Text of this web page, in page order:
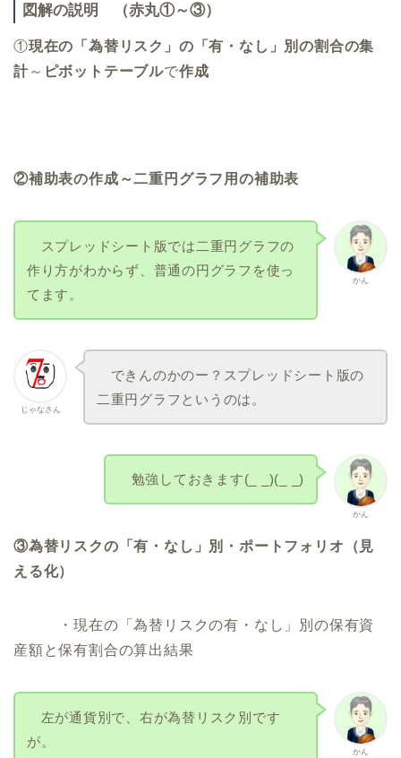
図解の説明 （赤丸①～③）
①現在の「為替リスク」の「有・なし」別の割合の集
計～ ピボットテーブルで作成
②補助表の作成～二重円グラフ用の補助表
かん
スプレッドシート版では二重円グラフの
作り方がわからず、普通の円グラフを使っ
てます。
じゃなさん
できんのかのー？スプレッドシート版の
二重円グラフというのは。
かん
勉強しておきます(_ _)(_ _)
③為替リスクの「有・なし」別・ポートフォリオ（見
える化）
・現在の「為替リスクの有・なし」別の保有資
産額と保有割合の算出結果
かん
左が通貨別で、右が為替リスク別です
が。